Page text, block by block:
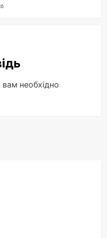
необхідно